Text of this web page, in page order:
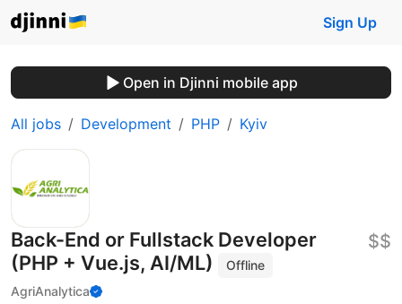
Sign Up
Open in Djinni mobile app
All jobs Development PHP Kyiv
Back-End or Fullstack Developer
(PHP + Vue.js, AI/ML)
Offline
AgriAnalytica
$$